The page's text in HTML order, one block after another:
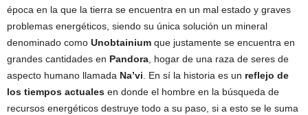
época en la que la tierra se encuentra en un mal estado y graves
problemas energéticos, siendo su única solución un mineral
denominado como Unobtainium que justamente se encuentra en
grandes cantidades en Pandora , hogar de una raza de seres de
aspecto humano llamada Na’vi . En sí la historia es un reflejo de
los tiempos actuales en donde el hombre en la búsqueda de
recursos energéticos destruye todo a su paso, si a esto se le suma